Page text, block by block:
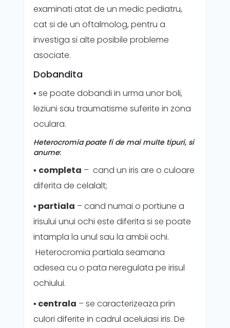
examinati atat de un medic pediatru,
cat si de un oftalmolog, pentru a
investiga si alte posibile probleme
asociate.
Dobandita
▪️ se poate dobandi in urma unor boli,
leziuni sau traumatisme suferite in zona
oculara.
Heterocromia poate fi de mai multe tipuri, si
anume:
▪️ completa – cand un iris are o culoare
diferita de celalalt;
▪️ partiala – cand numai o portiune a
irisului unui ochi este diferita si se poate
intampla la unul sau la ambii ochi.
Heterocromia partiala seamana
adesea cu o pata neregulata pe irisul
ochiului.
▪️ centrala – se caracterizeaza prin
culori diferite in cadrul aceluiasi iris. De